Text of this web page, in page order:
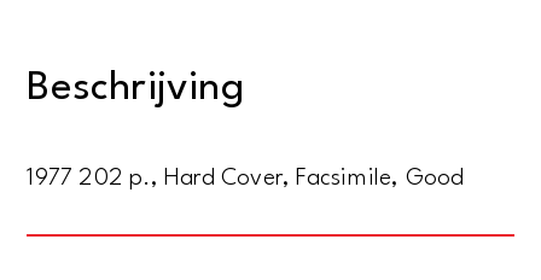
Beschrijving
1977 202 p., Hard Cover, Facsimile, Good